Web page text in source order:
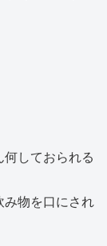
何しておられる
み物を口にされ